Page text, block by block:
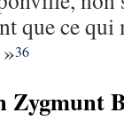
que ce qui
36
Zygmunt